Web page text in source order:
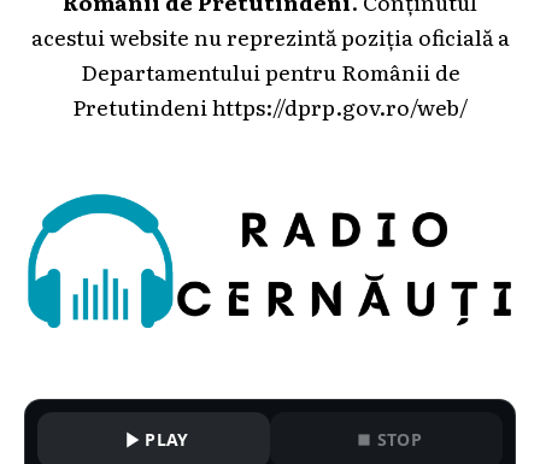
acestui website nu reprezintă poziția oficială a
Departamentului pentru Românii de
Pretutindeni https://dprp.gov.ro/web/
PLAY STOP